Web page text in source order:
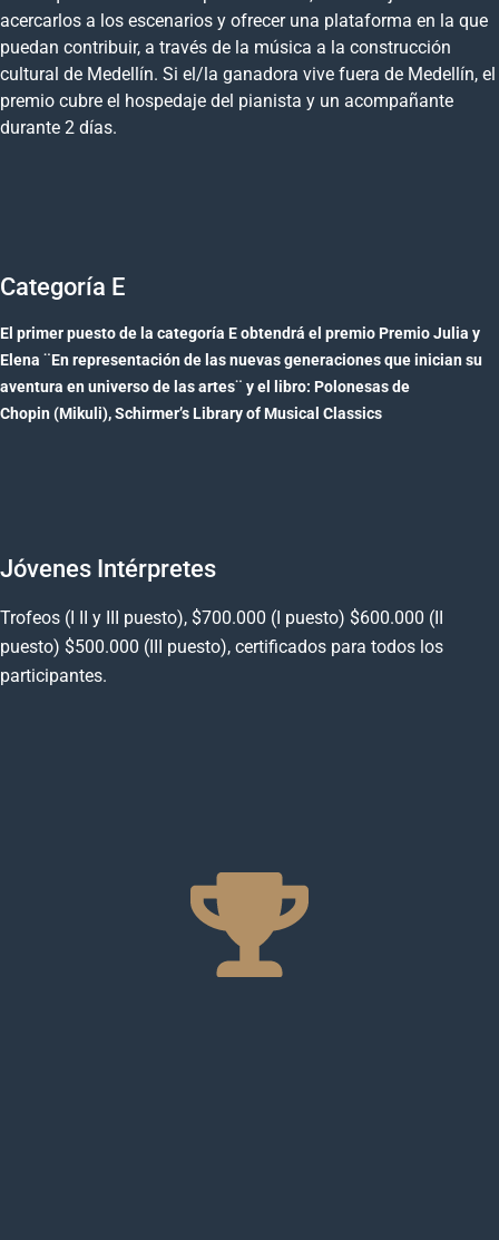
acercarlos a los escenarios y ofrecer una plataforma en la que
puedan contribuir, a través de la música a la construcción
cultural de Medellín. Si el/la ganadora vive fuera de Medellín, el
premio cubre el hospedaje del pianista y un acompañante
durante 2 días.
Categoría E
El primer puesto de la categoría E obtendrá el premio Premio Julia y
Elena ¨En representación de las nuevas generaciones que inician su
aventura en universo de las artes¨ y el libro: Polonesas de
Chopin (Mikuli), Schirmer’s Library of Musical Classics
Jóvenes Intérpretes
Trofeos (I II y III puesto), $700.000 (I puesto) $600.000 (II
puesto) $500.000 (III puesto), certificados para todos los
participantes.